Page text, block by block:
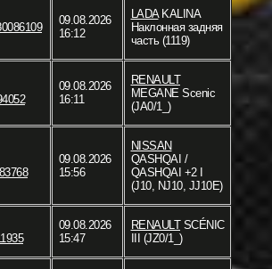
09.08.2026
16:12
LADAKALINA
Наклонная задняя
часть (1119)
09.08.2026
16:11
RENAULT
MEGANE Scenic
(JA0/1_)
09.08.2026
15:56
NISSAN
QASHQAI /
QASHQAI +2 I
(J10, NJ10, JJ10E)
09.08.2026
15:47
RENAULTSCÉNIC
III (JZ0/1_)